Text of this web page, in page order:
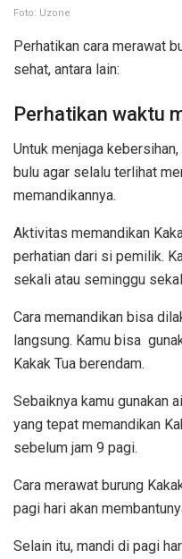
Foto: Uzone
Perhatikan cara merawat
sehat, antara lain:
Perhatikan waktu
Untuk menjaga
bulu agar selalu terlihat
memandikannya.
Aktivitas memandikan
perhatian dari si pemilik.
sekali atau seminggu
Cara memandikan bisa
langsung. Kamu bisa
Kakak Tua berendam.
Sebaiknya kamu gunakan
yang tepat memandikan
sebelum jam 9 pagi.
Cara merawat burung
pagi hari akan
Selain itu, mandi di pagi